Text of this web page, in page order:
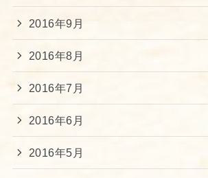
2016年9月
2016年8月
2016年7月
2016年6月
2016年5月